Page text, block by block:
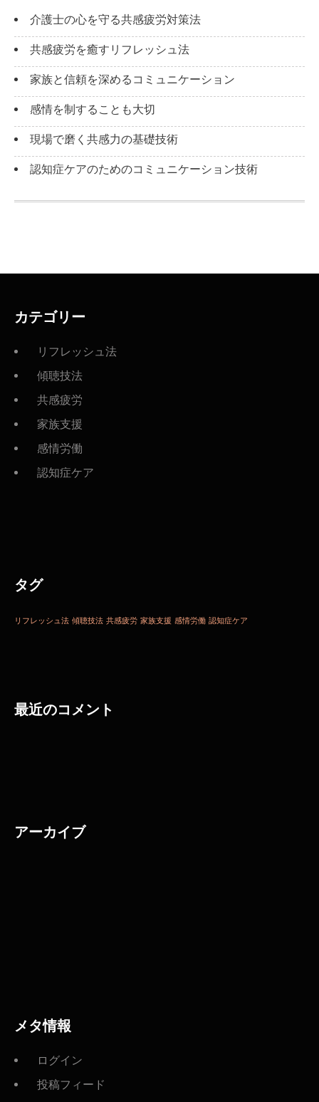
介護士の心を守る共感疲労対策法
共感疲労を癒すリフレッシュ法
家族と信頼を深めるコミュニケーション
感情を制することも大切
現場で磨く共感力の基礎技術
認知症ケアのためのコミュニケーション技術
カテゴリー
リフレッシュ法
傾聴技法
共感疲労
家族支援
感情労働
認知症ケア
タグ
リフレッシュ法 傾聴技法 共感疲労 家族支援 感情労働 認知症ケア
最近のコメント
アーカイブ
メタ情報
ログイン
投稿フィード